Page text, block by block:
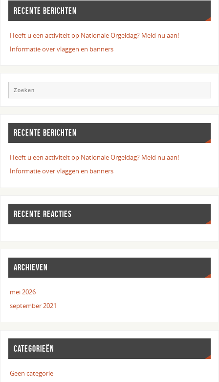
RECENTE BERICHTEN
Heeft u een activiteit op Nationale Orgeldag? Meld nu aan!
Informatie over vlaggen en banners
RECENTE BERICHTEN
Heeft u een activiteit op Nationale Orgeldag? Meld nu aan!
Informatie over vlaggen en banners
RECENTE REACTIES
ARCHIEVEN
mei 2026
september 2021
CATEGORIEËN
Geen categorie